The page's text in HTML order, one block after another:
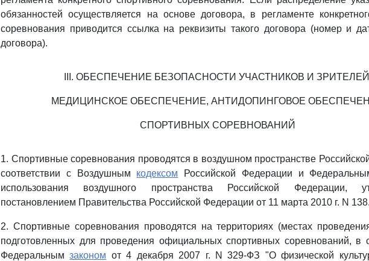
обязанностей осуществляется на основе договора, в регламенте
соревнования приводится ссылка на реквизиты такого договора (номер и
договора).
III. ОБЕСПЕЧЕНИЕ БЕЗОПАСНОСТИ УЧАСТНИКОВ И
МЕДИЦИНСКОЕ ОБЕСПЕЧЕНИЕ, АНТИДОПИНГОВОЕ
СПОРТИВНЫХ СОРЕВНОВАНИЙ
1. Спортивные соревнования проводятся в воздушном пространстве
соответствии с Воздушным кодексом Российской Федерации и
использования воздушного пространства Российской Федерации,
постановлением Правительства Российской Федерации от 11 марта 2010 г. N 138.
2. Спортивные соревнования проводятся на территориях (местах
подготовленных для проведения официальных спортивных соревнований, в
Федеральнымзаконом от 4 декабря 2007 г. N 329-ФЗ "О физической